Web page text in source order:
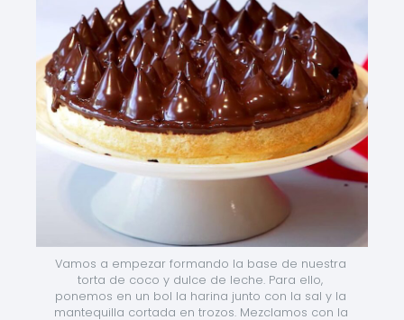
Vamos a empezar formando la base de nuestra
torta de coco y dulce de leche. Para ello,
ponemos en un bol la harina junto con la sal y la
mantequilla cortada en trozos. Mezclamos con la